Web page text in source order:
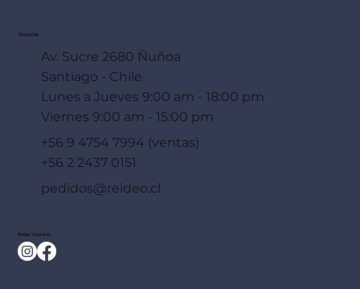
Dirección
Av. Sucre 2680 Ñuñoa
Santiago - Chile
Lunes a Jueves 9:00 am - 18:00 pm
Viernes 9:00 am - 15:00 pm
+56 9 4754 7994 (ventas)
+56 2 2437 0151
pedidos@reideo.cl
Redes Sociales